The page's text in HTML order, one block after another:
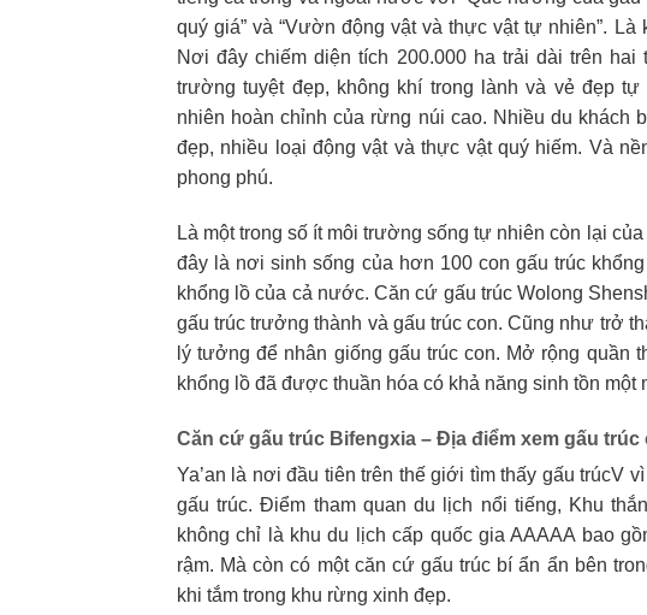
quý giá” và “Vườn động vật và thực vật tự nhiên”.
Nơi đây chiếm diện tích 200.000 ha trải dài trên
trường tuyệt đẹp, không khí trong lành và vẻ đẹp
nhiên hoàn chỉnh của rừng núi cao. Nhiều du khách
đẹp, nhiều loại động vật và thực vật quý hiếm. Và
phong phú.
Là một trong số ít môi trường sống tự nhiên còn lại
đây là nơi sinh sống của hơn 100 con gấu trúc
khổng lồ của cả nước. Căn cứ gấu trúc Wolong
gấu trúc trưởng thành và gấu trúc con. Cũng như trở
lý tưởng để nhân giống gấu trúc con. Mở rộng quần
khổng lồ đã được thuần hóa có khả năng sinh tồn một
Căn cứ gấu trúc Bifengxia – Địa điểm xem gấu trúc
Ya’an là nơi đầu tiên trên thế giới tìm thấy gấu trúcV
gấu trúc. Điểm tham quan du lịch nổi tiếng, Khu
không chỉ là khu du lịch cấp quốc gia AAAAA bao
rậm. Mà còn có một căn cứ gấu trúc bí ẩn ẩn bên
khi tắm trong khu rừng xinh đẹp.